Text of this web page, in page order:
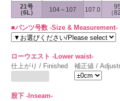
21号
（6L）
104～107 107.0
（
■パンツ号数 -Size & Measurement-
ローウエスト -Lower waist-
仕上がり / Finished
補正値 /
股下 -Inseam-